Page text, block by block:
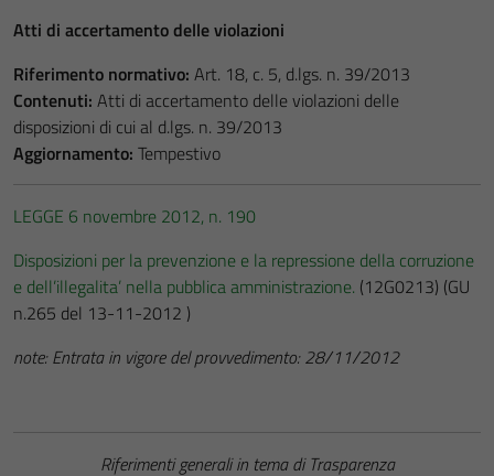
Atti di accertamento delle violazioni
Riferimento normativo: Art. 18, c. 5, d.lgs. n. 39/2013
Contenuti: Atti di accertamento delle violazioni delle
disposizioni di cui al d.lgs. n. 39/2013
Aggiornamento: Tempestivo
LEGGE 6 novembre 2012, n. 190
Disposizioni per la prevenzione e la repressione della corruzione
e dell’illegalita’ nella pubblica amministrazione. (12G0213) (GU
n.265 del 13-11-2012 )
note:Entrata in vigore del provvedimento: 28/11/2012
Riferimenti generali in tema di Trasparenza